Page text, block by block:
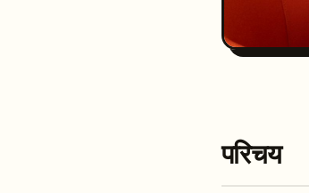
परिचय